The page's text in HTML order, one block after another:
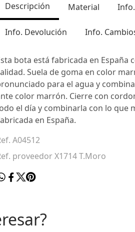
Descripción Material
Info. Devolución Info.
bota está fabricada en España
Suela de goma en color
para el agua y
color marrón. Cierre con
el día y combinarla con lo que
en España.
A04512
proveedor X1714 T.Moro